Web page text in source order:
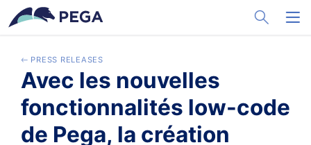
メインコンテンツに飛ぶ
Toggle
PRESS RELEASES
Avec les nouvelles
fonctionnalités low-code
de Pega, la création